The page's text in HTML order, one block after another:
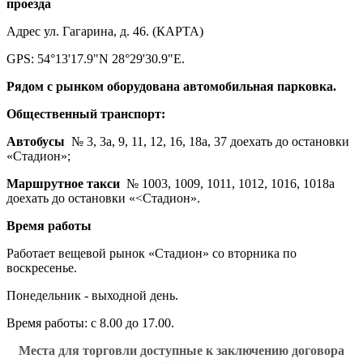
проезда
Адрес ул. Гагарина, д. 46. (КАРТА)
GPS: 54°13'17.9"N 28°29'30.9"E.
Рядом с рынком оборудована автомобильная парковка.
Общественный транспорт:
Автобусы № 3, 3а, 9, 11, 12, 16, 18а, 37 доехать до остановки
«Стадион»;
Маршрутное такси № 1003, 1009, 1011, 1012, 1016, 1018а
доехать до остановки «<Стадион».
Время работы
Работает вещевой рынок «Стадион» со вторника по
воскресенье.
Понедельник - выходной день.
Время работы: с 8.00 до 17.00.
Места для торговли доступные к заключению договора